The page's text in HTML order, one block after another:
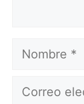
Nombre
Correo